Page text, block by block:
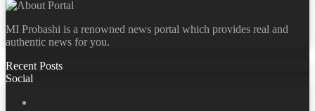
MI Probashi is a renowned news portal which provides real and
authentic news for you.
Recent Posts
Social